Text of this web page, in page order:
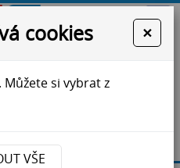
dřevostavby, řezivo
cookies ×
si vybrat z
VŠE